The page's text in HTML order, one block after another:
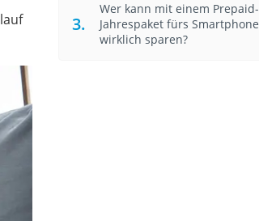
Wer kann mit einem Prepaid-
Jahrespaket fürs Smartphone
wirklich sparen?